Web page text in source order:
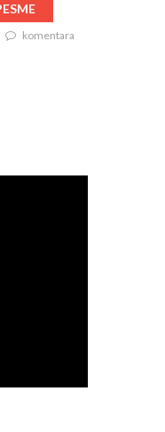
komentara